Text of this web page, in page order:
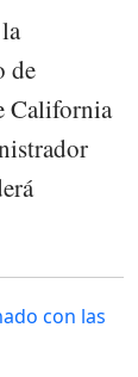
de
California
con las